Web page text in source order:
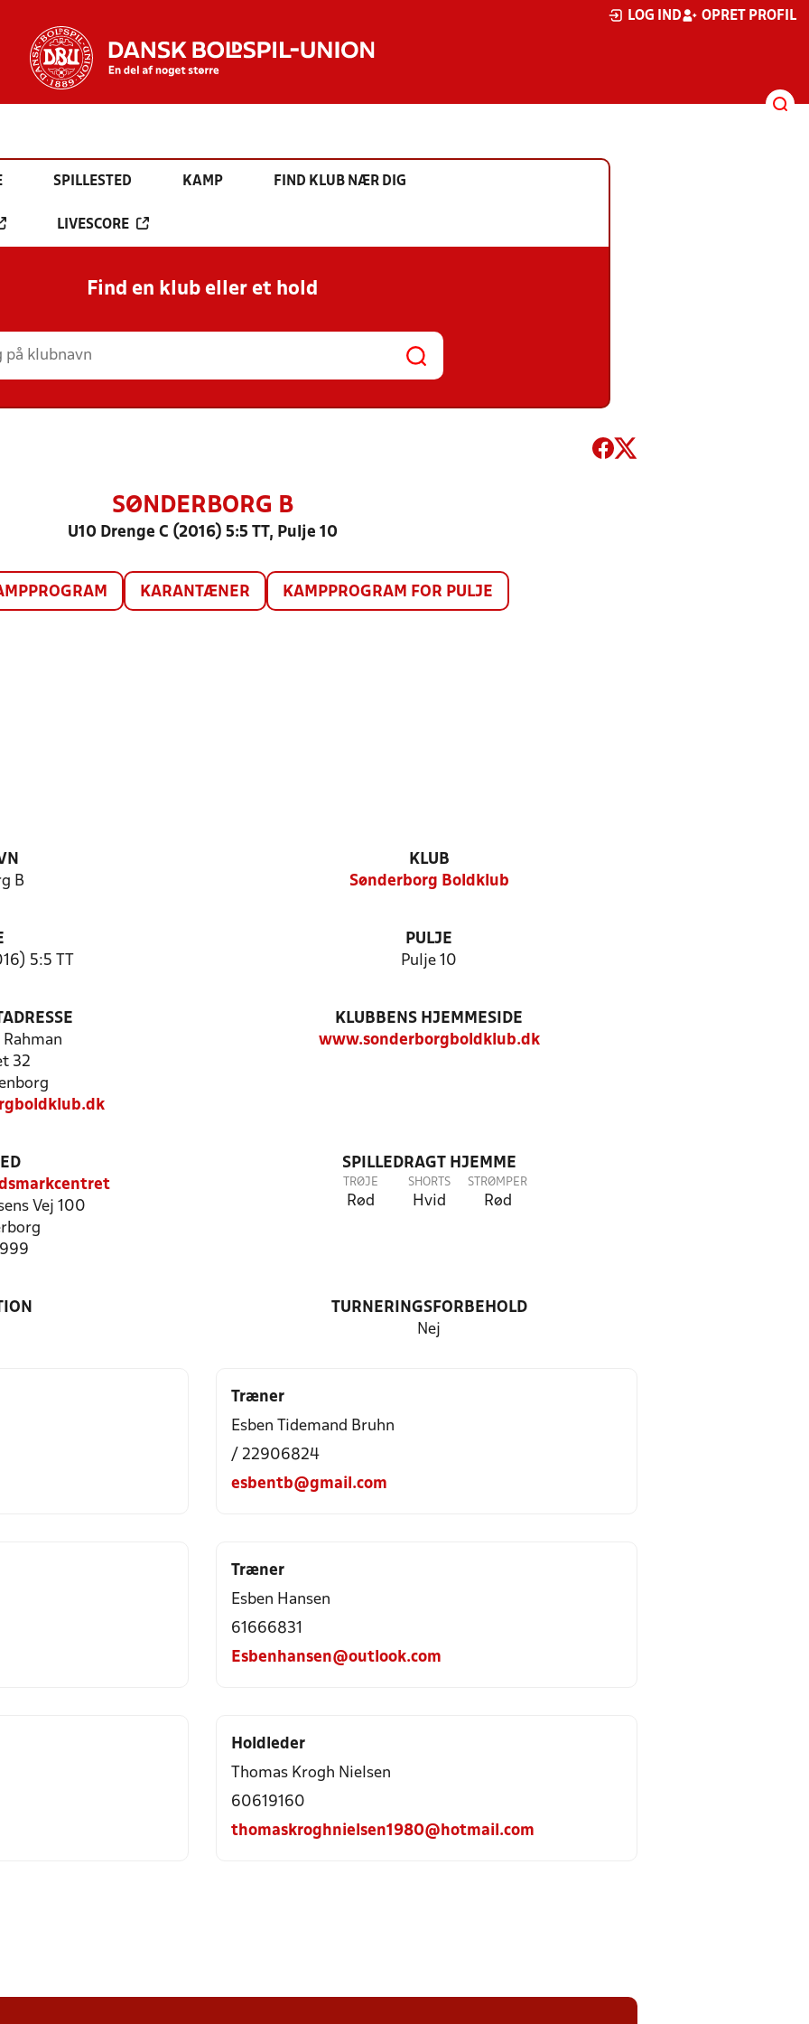
LOG IND OPRET PROFIL
SPILLESTED KAMP FIND KLUB NÆR DIG
LIVESCORE
Find en klub eller et hold
SØNDERBORG B
U10 Drenge C (2016) 5:5 TT, Pulje 10
KARANTÆNER KAMPPROGRAM FOR PULJE
B
KLUB
Sønderborg Boldklub
5:5 TT
PULJE
Pulje 10
32
KLUBBENS HJEMMESIDE
www.sonderborgboldklub.dk
Vej 100
SPILLEDRAGT HJEMME
TRØJE
Rød
SHORTS
Hvid
STRØMPER
Rød
TURNERINGSFORBEHOLD
Nej
Træner
Esben Tidemand Bruhn
/ 22906824
esbentb@gmail.com
Træner
Esben Hansen
61666831
Esbenhansen@outlook.com
Holdleder
Thomas Krogh Nielsen
60619160
thomaskroghnielsen1980@hotmail.com